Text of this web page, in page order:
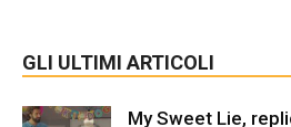
GLI ULTIMI ARTICOLI
My Sweet Lie,